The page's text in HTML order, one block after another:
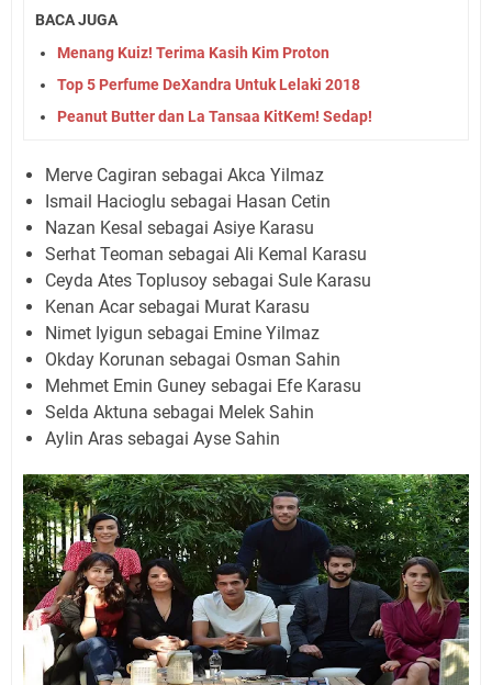
BACA JUGA
Menang Kuiz! Terima Kasih Kim Proton
Top 5 Perfume DeXandra Untuk Lelaki 2018
Peanut Butter dan La Tansaa KitKem! Sedap!
Merve Cagiran sebagai Akca Yilmaz
Ismail Hacioglu sebagai Hasan Cetin
Nazan Kesal sebagai Asiye Karasu
Serhat Teoman sebagai Ali Kemal Karasu
Ceyda Ates Toplusoy sebagai Sule Karasu
Kenan Acar sebagai Murat Karasu
Nimet Iyigun sebagai Emine Yilmaz
Okday Korunan sebagai Osman Sahin
Mehmet Emin Guney sebagai Efe Karasu
Selda Aktuna sebagai Melek Sahin
Aylin Aras sebagai Ayse Sahin